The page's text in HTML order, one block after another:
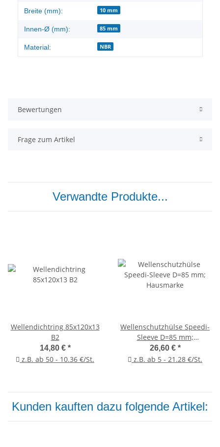
Breite (mm): 10 mm
Innen-Ø (mm): 85 mm
Material: NBR
Bewertungen
Frage zum Artikel
Verwandte Produkte...
Wellendichtring 85x120x13
B2
14,80 € *
z.B. ab 50 - 10.36 €/St.
Wellenschutzhülse Speedi-
Sleeve D=85 mm;
Hausmarke
26,60 € *
z.B. ab 5 - 21.28 €/St.
Kunden kauften dazu folgende Artikel: